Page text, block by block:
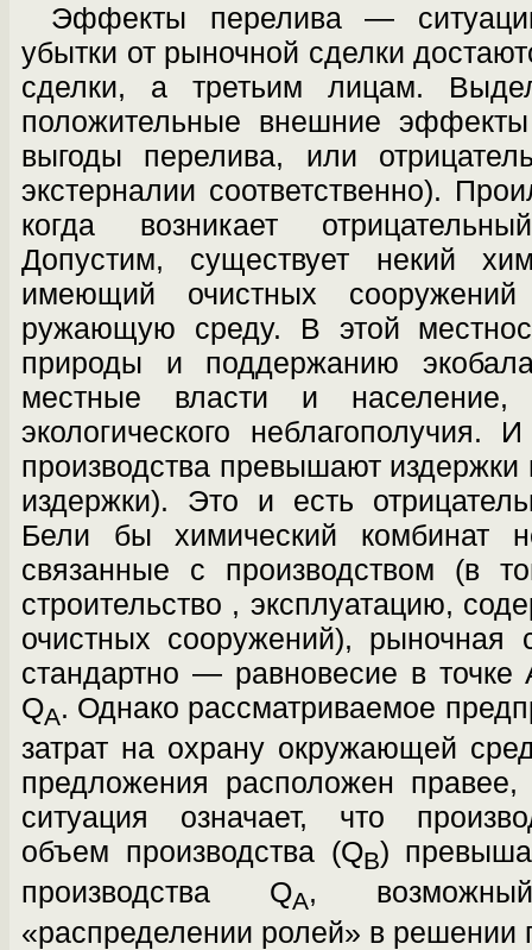
Эффекты перелива —
убытки от рыночной сделки
сделки, а третьим лицам.
положительные внешние
выгоды перелива, или
экстерналии соответственно).
когда возникает
Допустим, существует некий
имеющий очистных
ружающую среду. В этой
природы и поддержанию
местные власти и
экологического неблагополучия.
производства превышают издержки
издержки). Это и есть
Бели бы химический комбинат
связанные с производством (в
строительство , эксплуатацию,
очи­стных сооружений), рыночная
стандарт­но — равновесие в
QA. Однако рассматриваемое
затрат на охрану окружающей
предложения расположен
ситуация означает, что
объем производства (QB)
производства QA,
«распределении ролей» в решении